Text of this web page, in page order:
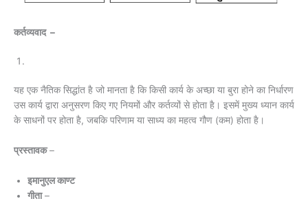
कर्तव्यवाद –
यह एक नैतिक सिद्धांत है जो मानता है कि किसी कार्य के अच्छा या बुरा होने का निर्धारण
उस कार्य द्वारा अनुसरण किए गए नियमों और कर्तव्यों से होता है। इसमें मुख्य ध्यान कार्य
के साधनों पर होता है, जबकि परिणाम या साध्य का महत्व गौण (कम) होता है।
प्रस्तावक–
इमानुएल काण्ट
गीता–